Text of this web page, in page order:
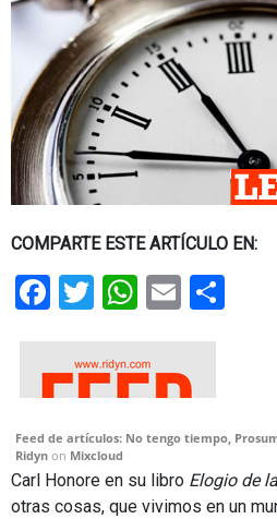
COMPARTE ESTE ARTÍCULO EN:
Facebook
Twitter
WhatsApp
Email
Feed de artículos: No tengo tiempo,
Ridyn on Mixcloud
Carl Honore en su libro Elogio de
otras cosas, que vivimos en un